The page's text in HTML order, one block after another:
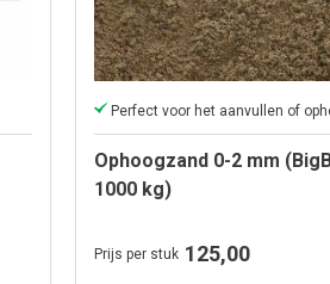
Ophoogzand 0-2 mm
1000 kg)
Prijs per stuk 125,00